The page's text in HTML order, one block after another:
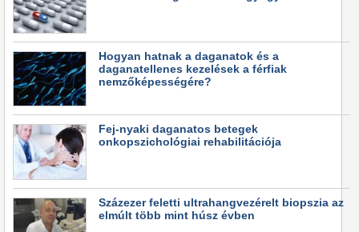
Hogyan hatnak a daganatok és a
daganatellenes kezelések a férfiak
nemzőképességére?
Fej-nyaki daganatos betegek
onkopszichológiai rehabilitációja
Százezer feletti ultrahangvezérelt biopszia az
elmúlt több mint húsz évben